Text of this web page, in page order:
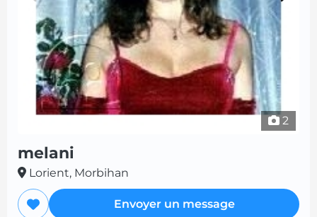
2
melani
Lorient, Morbihan
Envoyer un message